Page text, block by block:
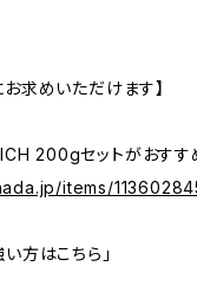
求めいただけます】
200gセットがおすすめ
items/
方はこちら」